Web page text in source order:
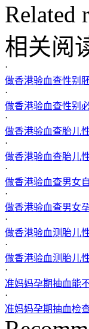
Related
相关阅
·
做香港验血查性别
·
做香港验血查性别
·
做香港验血查胎儿
·
做香港验血查胎儿
·
做香港验血查男女
·
做香港验血查男女
·
做香港验血测胎儿
·
做香港验血测胎儿
·
准妈妈孕期抽血能
·
准妈妈孕期抽血检